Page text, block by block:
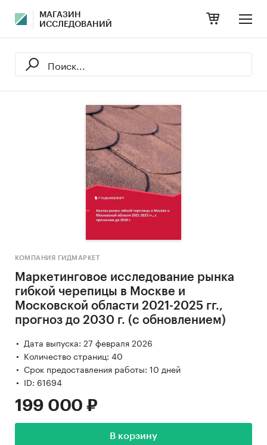
МАГАЗИН
ИССЛЕДОВАНИЙ
КОМПАНИЯ ГИДМАРКЕТ
Маркетинговое исследование рынка
гибкой черепицы в Москве и
Московской области 2021-2025 гг.,
прогноз до 2030 г. (с обновлением)
Дата выпуска: 27 февраля 2026
Количество страниц: 40
Срок предоставления работы: 10 дней
ID: 61694
199 000 ₽
В корзину